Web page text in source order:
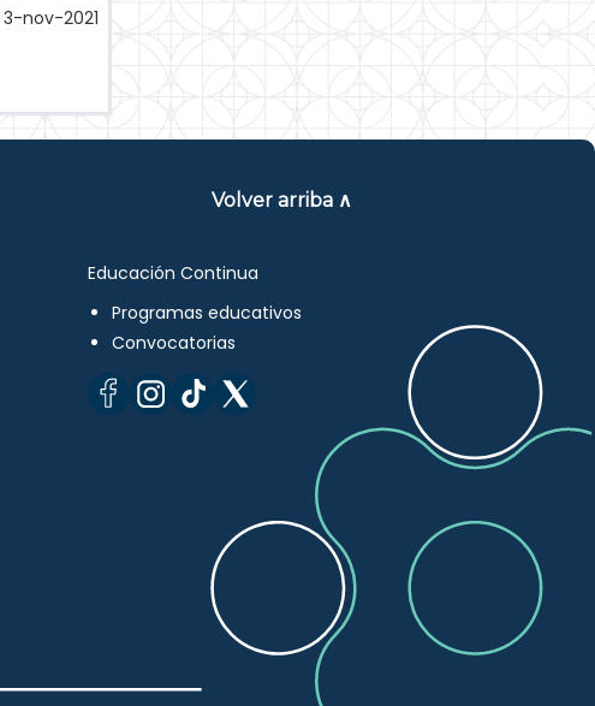
3-nov-2021
Volver arriba ∧
Educación Continua
Programas educativos
Convocatorias